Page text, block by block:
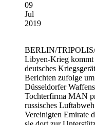
09
Jul
2019
BERLIN/
Libyen-Krieg kommt
deutsches
Berichten zufolge
Düsseldorfer
Tochterfirma MAN
russisches
Vereinigten Emirate